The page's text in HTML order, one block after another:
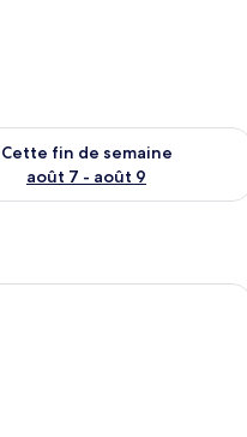
9
Cette fin de semaine
août 7 - août 9
disponibilité pour cette fin
I Love Baden-Baden